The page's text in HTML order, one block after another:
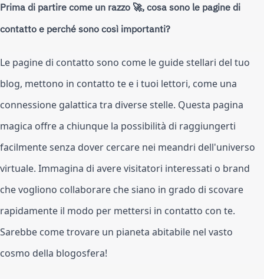
Prima di partire come un razzo 🚀, cosa sono le pagine di
contatto e perché sono così importanti?
Le pagine di contatto sono come le guide stellari del tuo
blog, mettono in contatto te e i tuoi lettori, come una
connessione galattica tra diverse stelle. Questa pagina
magica offre a chiunque la possibilità di raggiungerti
facilmente senza dover cercare nei meandri dell'universo
virtuale. Immagina di avere visitatori interessati o brand
che vogliono collaborare che siano in grado di scovare
rapidamente il modo per mettersi in contatto con te.
Sarebbe come trovare un pianeta abitabile nel vasto
cosmo della blogosfera!